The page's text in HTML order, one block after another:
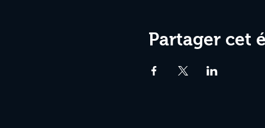
Partager cet